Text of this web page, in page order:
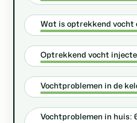
Wat is optrekkend vocht
Optrekkend vocht
Vochtproblemen in de
Vochtproblemen in huis: